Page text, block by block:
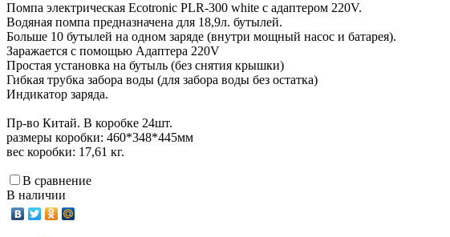
Помпа электрическая Ecotronic PLR-300 white с адаптером 220V.
Водяная помпа предназначена для 18,9л. бутылей.
Больше 10 бутылей на одном заряде (внутри мощный насос и батарея).
Заражается с помощью Адаптера 220V
Простая установка на бутыль (без снятия крышки)
Гибкая трубка забора воды (для забора воды без остатка)
Индикатор заряда.
Пр-во Китай. В коробке 24шт.
размеры коробки: 460*348*445мм
вес коробки: 17,61 кг.
В сравнение
В наличии